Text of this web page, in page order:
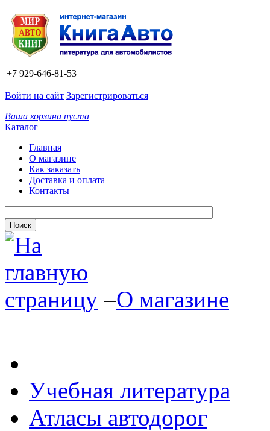
+7 929-646-81-53
Войти на сайт Зарегистрироваться
Ваша корзина пуста
Каталог
Главная
О магазине
Как заказать
Доставка и оплата
Контакты
–О магазине
Учебная литература
Атласы автодорог